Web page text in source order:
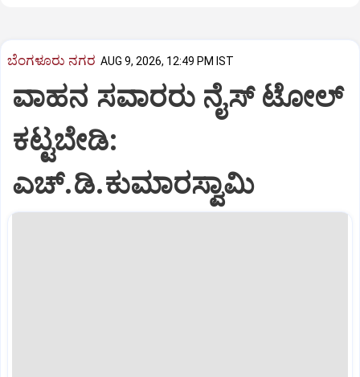
ಬೆಂಗಳೂರು ನಗರ AUG 9, 2026, 12:49 PM IST
ವಾಹನ ಸವಾರರು ನೈಸ್‌ ಟೋಲ್‌
ಕಟ್ಟಬೇಡಿ:
ಎಚ್‌.ಡಿ.ಕುಮಾರಸ್ವಾಮಿ